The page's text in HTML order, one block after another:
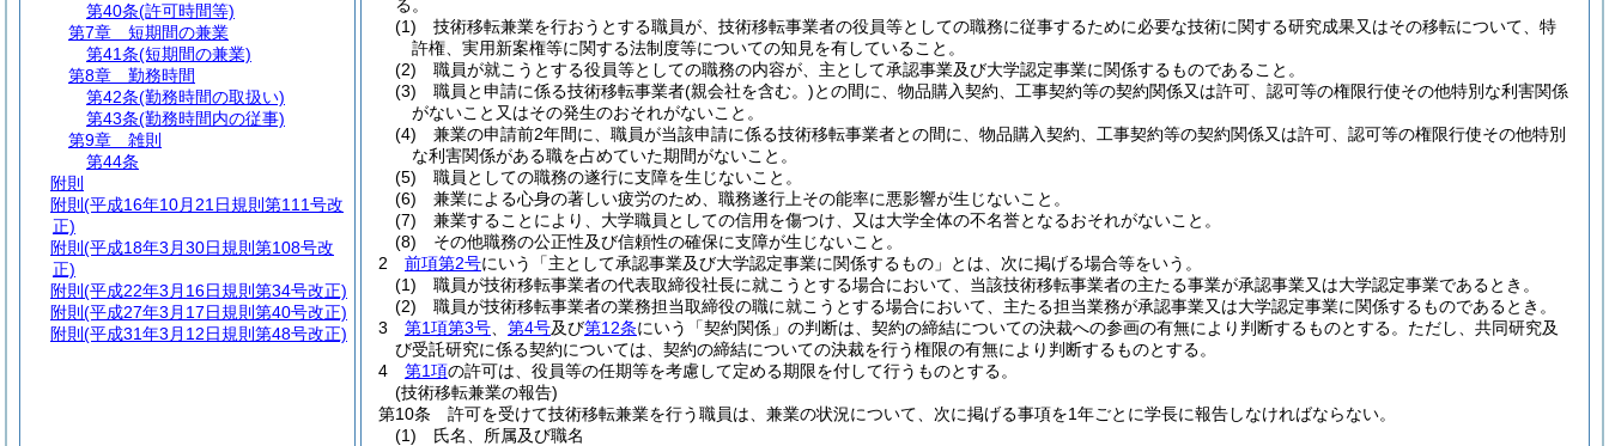
る。
(1)
技術移転兼業を行おうとする職員が、技術移転事業者の役員等としての職務に従事するために必要な技術に関する研究成果又はその移転について、特
許権、実用新案権等に関する法制度等についての知見を有していること。
(2)
職員が就こうとする役員等としての職務の内容が、主として承認事業及び大学認定事業に関係するものであること。
(3)
職員と申請に係る技術移転事業者(親会社を含む。)との間に、物品購入契約、工事契約等の契約関係又は許可、認可等の権限行使その他特別な利害関係
がないこと又はその発生のおそれがないこと。
(4)
兼業の申請前2年間に、職員が当該申請に係る技術移転事業者との間に、物品購入契約、工事契約等の契約関係又は許可、認可等の権限行使その他特別
な利害関係がある職を占めていた期間がないこと。
(5)
職員としての職務の遂行に支障を生じないこと。
(6)
兼業による心身の著しい疲労のため、職務遂行上その能率に悪影響が生じないこと。
(7)
兼業することにより、大学職員としての信用を傷つけ、又は大学全体の不名誉となるおそれがないこと。
(8)
その他職務の公正性及び信頼性の確保に支障が生じないこと。
2
前項第2号にいう「主として承認事業及び大学認定事業に関係するもの」とは、次に掲げる場合等をいう。
(1)
職員が技術移転事業者の代表取締役社長に就こうとする場合において、当該技術移転事業者の主たる事業が承認事業又は大学認定事業であるとき。
(2)
職員が技術移転事業者の業務担当取締役の職に就こうとする場合において、主たる担当業務が承認事業又は大学認定事業に関係するものであるとき。
3
第1項第3号 第4号及び第12条にいう「契約関係」の判断は、契約の締結についての決裁への参画の有無により判断するものとする。 ただし、共同研究及
び受託研究に係る契約については、契約の締結についての決裁を行う権限の有無により判断するものとする。
4
第1項の許可は、役員等の任期等を考慮して定める期限を付して行うものとする。
(技術移転兼業の報告)
第10条
許可を受けて技術移転兼業を行う職員は、兼業の状況について、次に掲げる事項を1年ごとに学長に報告しなければならない。
(1)
氏名、所属及び職名
第40条(許可時間等)
第7章
短期間の兼業
第41条(短期間の兼業)
第8章
勤務時間
第42条(勤務時間の取扱い)
第43条(勤務時間内の従事)
第9章
雑則
第44条
附則
附則 (平成16年10月21日規則第111号改
正)
附則 (平成18年3月30日規則第108号改
正)
附則 (平成22年3月16日規則第34号改正)
附則 (平成27年3月17日規則第40号改正)
附則 (平成31年3月12日規則第48号改正)